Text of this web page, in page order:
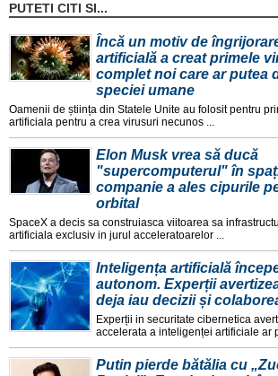
PUTETI CITI SI...
Încă un motiv de
artificială a creat primele
complet noi care ar putea
speciei umane
Oamenii de știința din Statele Unite au folosit pentru
artificiala pentru a crea virusuri necunos ...
Elon Musk vrea să ducă
"supercomputerul" în
companie a ales cipurile
orbital
SpaceX a decis sa construiasca viitoarea sa
artificiala exclusiv in jurul acceleratoarelor ...
Inteligența artificială
autonom. Experții
deja iau decizii și
Experții in securitate cibernetica
accelerata a inteligenței artificiale ar
Putin pierde bătălia cu